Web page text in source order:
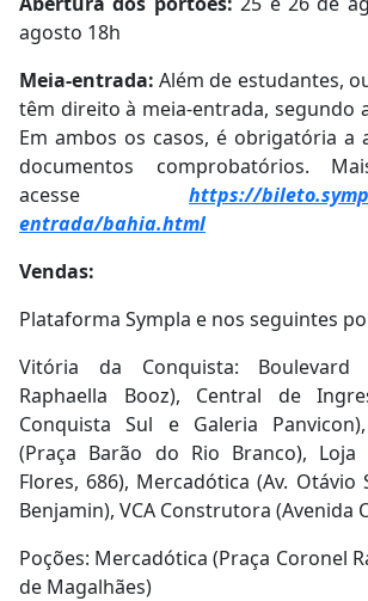
agosto 18h
Meia-entrada: Além de estudantes,
têm direito à meia-entrada, segundo
Em ambos os casos, é obrigatória a
documentos comprobatórios.
acesse https://
entrada/bahia.html
Vendas:
Plataforma Sympla e nos seguintes
Vitória da Conquista: Boulevard
Raphaella Booz), Central de
Conquista Sul e Galeria
(Praça Barão do Rio Branco), Loja
Flores, 686), Mercadótica (Av. Otávio
Benjamin), VCA Construtora (Avenida
Poções: Mercadótica (Praça Coronel
de Magalhães)